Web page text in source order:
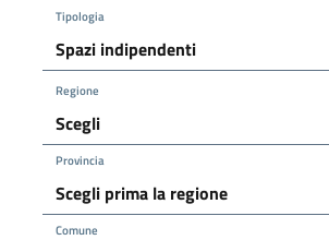
Tipologia
Regione
Provincia
Comune